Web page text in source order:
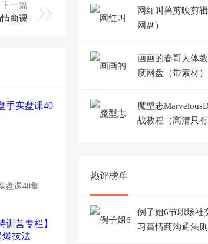
下一篇
商课
盘课40集
网红叫兽剪映剪
网盘）
画画的春哥人体
度网盘（带素材）
魔型志
战教程（高清只有
热评榜单
例子姐6节职场社
习高情商沟通法则